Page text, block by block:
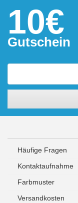
10€
Gutschein
Häufige Fragen
Kontaktaufnahme
Farbmuster
Versandkosten